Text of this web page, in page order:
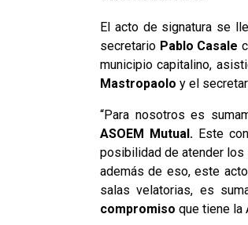
El acto de signatura se
secretario Pablo Casale
municipio capitalino,
Mastropaolo y el
“Para nosotros es
ASOEM Mutual.Este
posibilidad de atender
además de eso, este
salas velatorias, es
compromiso que tiene la